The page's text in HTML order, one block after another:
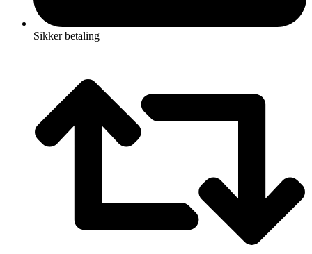
Sikker betaling